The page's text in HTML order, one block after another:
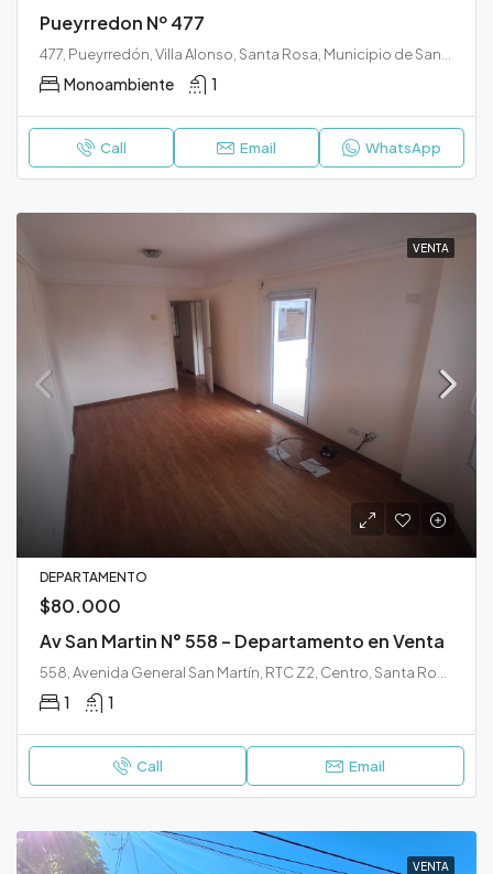
Pueyrredon Nº 477
Monoambiente 1
Call Email WhatsApp
VENTA
DEPARTAMENTO
$80.000
Av San Martin N° 558 – Departamento en Venta
1 1
Call Email
VENTA